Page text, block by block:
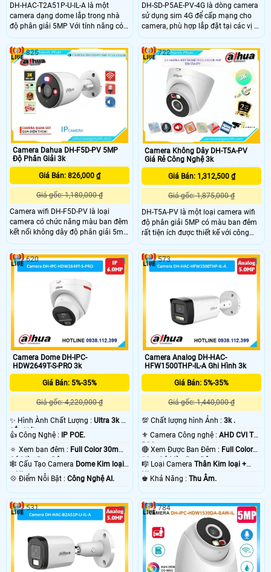
DH-HAC-T2A51P-U-IL-A là một
camera dạng dome lắp trong nhà
độ phân giải 5MP Với tính năng có
màu ban đêm thu âm thanh to rõ
camera mang lại hình ảnh sắc nét
và chất lượng đỉnh cao giúp bạn
hoàn toàn an tâm về sự an ninh của
gia đình và doanh nghiệp.
DH-SD-P5AE-PV-4G là dòng camera
sử dụng sim 4G để cấp mạng cho
camera, phù hợp lắp đặt tại các vị trí
đặc thù không có internet, trang bị
ống kính 5.0MP, có thể nhìn có màu
vào ban đêm, trang bị micro và loa
giúp đàm thoại 2 chiều, có nhiều
tính năng AI được trang bị
Camera Dahua DH-F5D-PV 5MP
Độ Phân Giải 3k
Giá Bán: 826,000 ₫
Giá gốc: 1,180,000 ₫
Camera wifi DH-F5D-PV là loại
camera có chức năng màu ban đêm
kết nối không dây độ phân giải 5mp
và tích hợp công nghệ có màu ban
đêm 30m với độ nhạy sáng cao.
Những thông số ấn tượng trên
camera này giúp camera ghi lại
hình ảnh rõ nét chi tiết ngay cả
trong điều kiện ánh sáng yếu.
825
Camera Không Dây DH-T5A-PV
Giá Rẻ Công Nghệ 3k
Giá Bán: 1,312,500 ₫
Giá gốc: 1,875,000 ₫
DH-T5A-PV là một loại camera wifi
độ phân giải 5MP có màu ban đêm
rất tiện ích được thiết kế với công
nghệ ánh sáng kép thông minh.
Dòng camera DH-T5A-PV kết nối
wifi đáng tin cậy với hiệu suất cao
vàchất lượng, hỗ trợ quan sát và
hiệu quả.
722
Camera Dome DH-IPC-
HDW2649T-S-PRO 3k
Giá Bán: 5%-35%
Giá gốc: 4,220,000 ₫
✨ Hình Ành Chất Lượng : Ultra 3k +
Sắc Nét .
👍 Công Nghệ :
IP POE.
🔅 Xem ban đêm : Full Color 30m
Có Màu Ban Ðêm.
🕸️ Cấu Tạo Camera Dome Kim loại
+ Nhựa.
️💠 Điểm Nỗi Bật : Công Nghệ AI.
620
Camera Analog DH-HAC-
HFW1500THP-IL-A Ghi Hình 3k
Giá Bán: 5%-35%
Giá gốc: 1,440,000 ₫
💯 Chất lượng hình Ảnh :3k .
⚜️ Camera Công nghệ :AHD CVI TVI
BCS.
🔴 Xem Được Ban Đêm : Full Color
80m Có Màu Ban Ðêm.
🎼️ Loại CameraThân Kim loại +
Nhựa.
️♚ Khả Năng :Thu Âm.
573
531 784